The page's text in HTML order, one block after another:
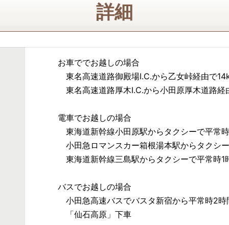
詳細
お車ででお越しの場合
東名高速道路御殿場I.C.から乙女峠経由で
東名高速道路厚木I.C.から小田原厚木道路
電車でお越しの場合
東海道新幹線小田原駅からタクシーで平常
小田急ロマンスカー箱根湯本駅からタクシ
東海道新幹線三島駅からタクシーで平常時1
バスでお越しの場合
小田急高速バスでバスタ新宿から平常時2時
「仙石高原」下車